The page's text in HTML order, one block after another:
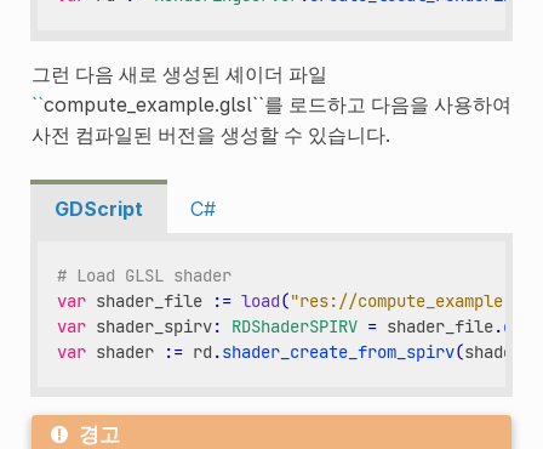
그런 다음 새로 생성된 셰이더 파일
``compute_example.glsl``를 로드하고 다음을 사용하여
사전 컴파일된 버전을 생성할 수 있습니다.
GDScript C#
# Load GLSL shader
var shader_file := load("res://
var shader_spirv: RDShaderSPIRV = shader_file.
var shader := rd .shader_create_from_spirv(
경고